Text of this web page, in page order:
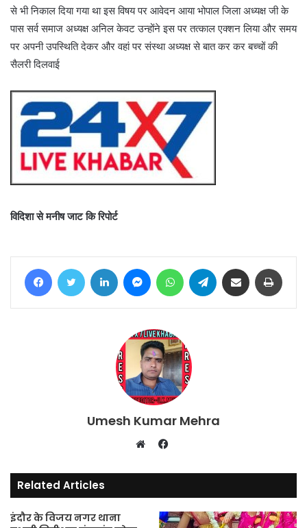
से भी निकाल दिया गया था इस विषय पर आवेदन आया भोपाल जिला अध्यक्ष जी के
पास सर्व समाज अध्यक्ष अनिल केवट उन्होंने इस पर तत्काल एक्शन लिया और समय
पर अपनी उपस्थिति देकर और वहां पर संस्था अध्यक्ष से बात कर कर बच्चों की
सैलरी दिलवाई
विदिशा से मनीष जाट कि रिपोर्ट
FacebookTwitter LinkedIn MessengerWhatsAppTelegram Share via Email
Umesh Kumar Mehra
Facebook
Related Articles
इंदौर के विजय नगर थाना